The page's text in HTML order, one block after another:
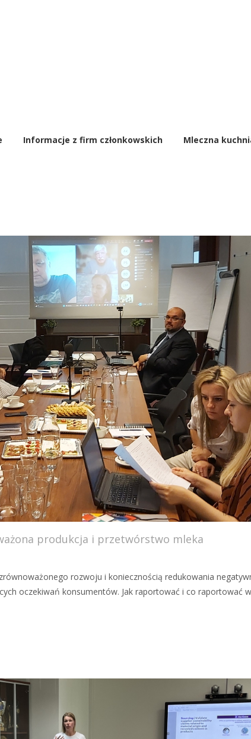
Informacje z firm członkowskich Mleczna
produkcja i przetwórstwo mleka
rozwoju i koniecznością redukowania
oczekiwań konsumentów. Jak raportować i co raportować w